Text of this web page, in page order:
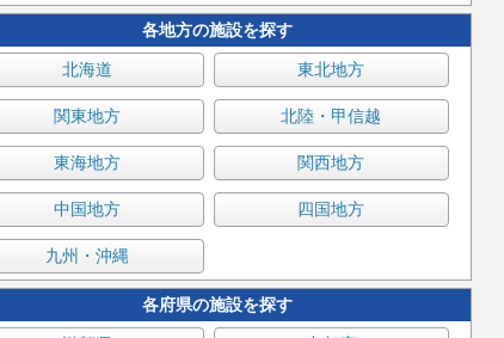
各地方の施設を探す
北海道 東北地方
関東地方 北陸・甲信越
東海地方 関西地方
中国地方 四国地方
九州・沖縄
各府県の施設を探す